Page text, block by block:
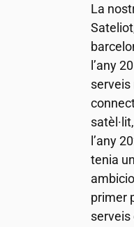
La
l’any
serveis
l’any
tenia
primer
serveis